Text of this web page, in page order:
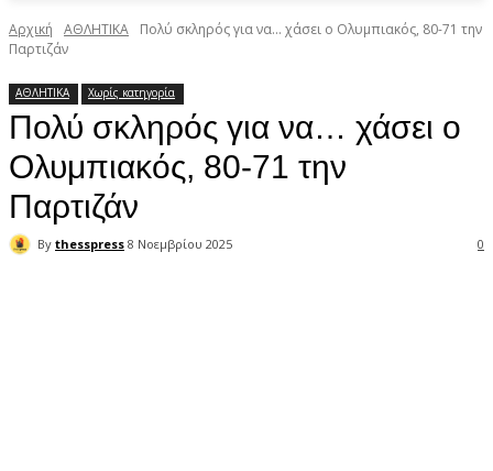
Αρχική ΑΘΛΗΤΙΚΑ
Πολύ σκληρός για να… χάσει ο Ολυμπιακός, 80-71 την
Παρτιζάν
ΑΘΛΗΤΙΚΑ Χωρίς κατηγορία
Πολύ σκληρός για να… χάσει ο
Ολυμπιακός, 80-71 την
Παρτιζάν
By thesspress 8 Νοεμβρίου 2025 0